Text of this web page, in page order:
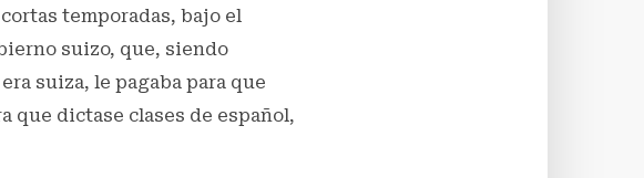
temporadas, bajo el
suizo, que, siendo
suiza, le pagaba para que
que dictase clases de español,